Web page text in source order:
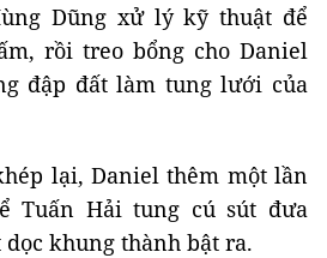
Dũng xử lý kỹ thuật để
rồi treo bổng cho Daniel
đập đất làm tung lưới của
lại, Daniel thêm một lần
Tuấn Hải tung cú sút đưa
dọc khung thành bật ra.